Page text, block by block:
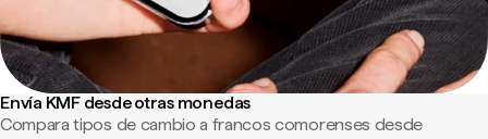
Envía KMF desde otras monedas
Compara tipos de cambio a francos comorenses desde